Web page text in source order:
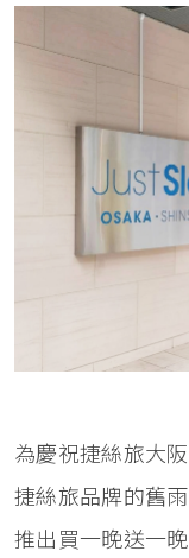
為慶祝捷絲旅大
捷絲旅品牌的舊
推出買一晚送一